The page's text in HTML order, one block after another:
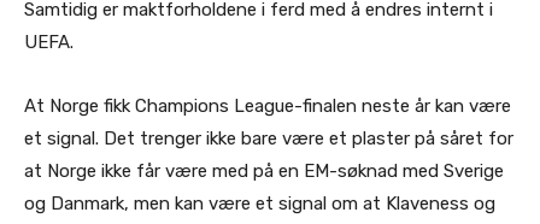
Samtidig er maktforholdene i ferd med å endres internt i
UEFA.
At Norge fikk Champions League-finalen neste år kan være
et signal. Det trenger ikke bare være et plaster på såret for
at Norge ikke får være med på en EM-søknad med Sverige
og Danmark, men kan være et signal om at Klaveness og